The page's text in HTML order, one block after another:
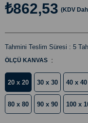
₺862,53 (KDV
Tahmini Teslim Süresi : 5
ÖLÇÜ KANVAS :
20 x 20 30 x 30 40 x 40
80 x 80 90 x 90 100 x